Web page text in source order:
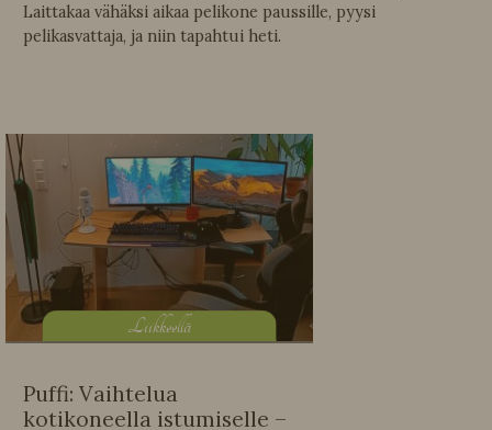
Laittakaa vähäksi aikaa pelikone paussille, pyysi
pelikasvattaja, ja niin tapahtui heti.
Liikkeellä
Puffi: Vaihtelua
kotikoneella istumiselle –